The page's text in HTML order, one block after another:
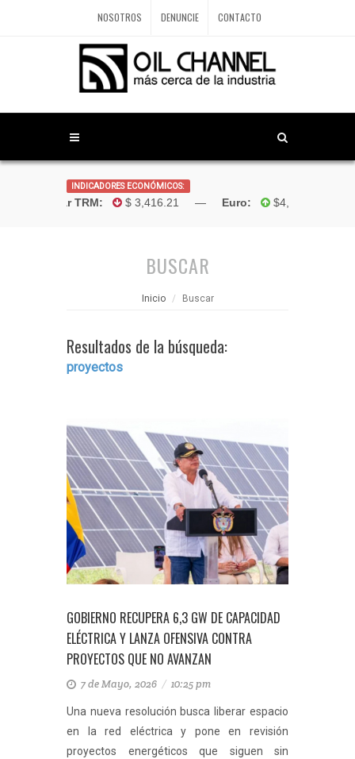
NOSOTROS DENUNCIE CONTACTO
INDICADORES ECONÓMICOS:
Dólar TRM: $ 3,416.21 —Euro: $4,181.96 —
BUSCAR
Inicio Buscar
Resultados de la búsqueda:
proyectos
GOBIERNO RECUPERA 6,3 GW DE CAPACIDAD
ELÉCTRICA Y LANZA OFENSIVA CONTRA
PROYECTOS QUE NO AVANZAN
7 de Mayo, 2026 / 10:25 pm
Una nueva resolución busca liberar espacio
en la red eléctrica y pone en revisión
proyectos energéticos que siguen sin